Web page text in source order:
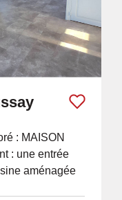
: MAISON
: une entrée
aménagée
avec